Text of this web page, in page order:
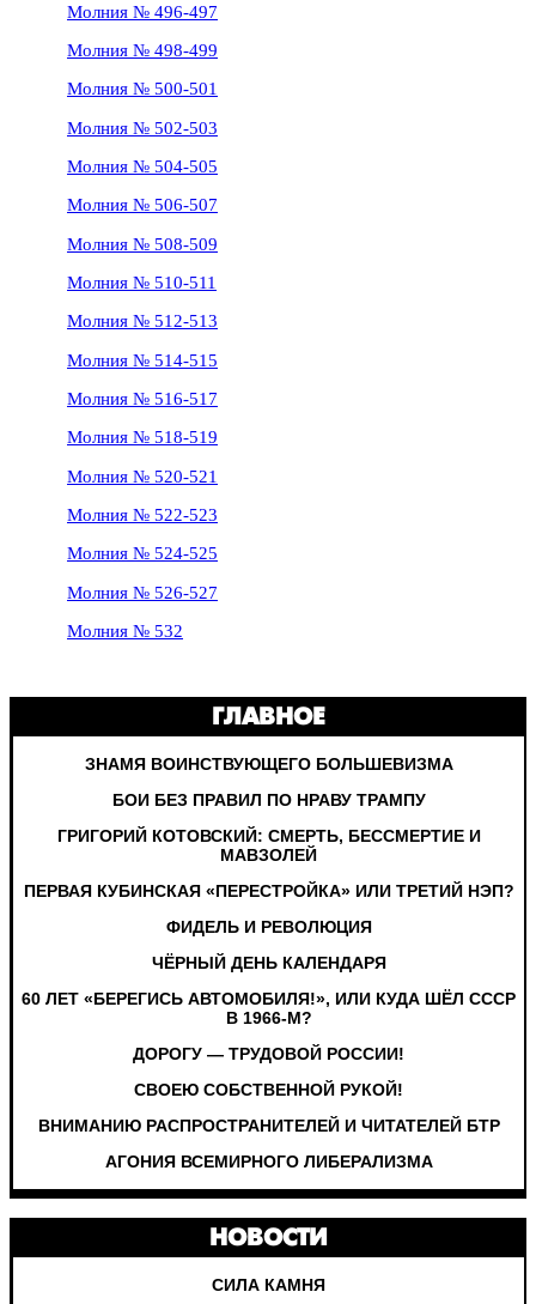
Молния № 496-497
Молния № 498-499
Молния № 500-501
Молния № 502-503
Молния № 504-505
Молния № 506-507
Молния № 508-509
Молния № 510-511
Молния № 512-513
Молния № 514-515
Молния № 516-517
Молния № 518-519
Молния № 520-521
Молния № 522-523
Молния № 524-525
Молния № 526-527
Молния № 532
ГЛАВНОЕ
ЗНАМЯ ВОИНСТВУЮЩЕГО БОЛЬШЕВИЗМА
БОИ БЕЗ ПРАВИЛ ПО НРАВУ ТРАМПУ
ГРИГОРИЙ КОТОВСКИЙ: СМЕРТЬ, БЕССМЕРТИЕ И
МАВЗОЛЕЙ
ПЕРВАЯ КУБИНСКАЯ «ПЕРЕСТРОЙКА» ИЛИ ТРЕТИЙ НЭП?
ФИДЕЛЬ И РЕВОЛЮЦИЯ
ЧЁРНЫЙ ДЕНЬ КАЛЕНДАРЯ
60 ЛЕТ «БЕРЕГИСЬ АВТОМОБИЛЯ!», ИЛИ КУДА ШЁЛ СССР
В 1966-М?
ДОРОГУ — ТРУДОВОЙ РОССИИ!
СВОЕЮ СОБСТВЕННОЙ РУКОЙ!
ВНИМАНИЮ РАСПРОСТРАНИТЕЛЕЙ И ЧИТАТЕЛЕЙ БТР
АГОНИЯ ВСЕМИРНОГО ЛИБЕРАЛИЗМА
НОВОСТИ
СИЛА КАМНЯ